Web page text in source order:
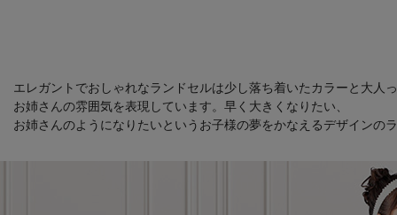
エレガントでおしゃれなランドセルは少し落ち着いたカラーと大人
お姉さんの雰囲気を表現しています。早く大きくなりたい、
お姉さんのようになりたいというお子様の夢をかなえるデザインの